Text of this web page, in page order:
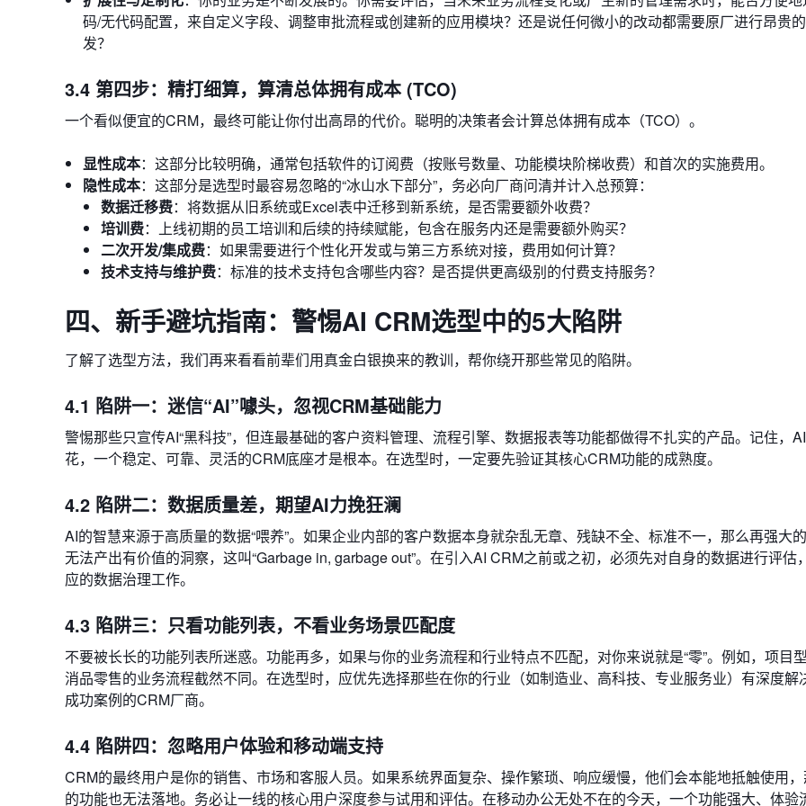
码/无代码配置，来自定义字段、调整审批流程或创建新的应用模块？还是说任何微小的改动都需要原厂进行昂贵
发？
3.4 第四步：精打细算，算清总体拥有成本 (TCO)
一个看似便宜的CRM，最终可能让你付出高昂的代价。聪明的决策者会计算总体拥有成本（TCO）。
显性成本：这部分比较明确，通常包括软件的订阅费（按账号数量、功能模块阶梯收费）和首次的实施费用。
隐性成本：这部分是选型时最容易忽略的“冰山水下部分”，务必向厂商问清并计入总预算：
数据迁移费：将数据从旧系统或Excel表中迁移到新系统，是否需要额外收费？
培训费：上线初期的员工培训和后续的持续赋能，包含在服务内还是需要额外购买？
二次开发/集成费：如果需要进行个性化开发或与第三方系统对接，费用如何计算？
技术支持与维护费：标准的技术支持包含哪些内容？是否提供更高级别的付费支持服务？
四、新手避坑指南：警惕AI CRM选型中的5大陷阱
了解了选型方法，我们再来看看前辈们用真金白银换来的教训，帮你绕开那些常见的陷阱。
4.1 陷阱一：迷信“AI”噱头，忽视CRM基础能力
警惕那些只宣传AI“黑科技”，但连最基础的客户资料管理、流程引擎、数据报表等功能都做得不扎实的产品。记住，
花，一个稳定、可靠、灵活的CRM底座才是根本。在选型时，一定要先验证其核心CRM功能的成熟度。
4.2 陷阱二：数据质量差，期望AI力挽狂澜
AI的智慧来源于高质量的数据“喂养”。如果企业内部的客户数据本身就杂乱无章、残缺不全、标准不一，那么再强大
无法产出有价值的洞察，这叫“Garbage in, garbage out”。在引入AI CRM之前或之初，必须先对自身的数据进行评估
应的数据治理工作。
4.3 陷阱三：只看功能列表，不看业务场景匹配度
不要被长长的功能列表所迷惑。功能再多，如果与你的业务流程和行业特点不匹配，对你来说就是“零”。例如，项目
消品零售的业务流程截然不同。在选型时，应优先选择那些在你的行业（如制造业、高科技、专业服务业）有深度解
成功案例的CRM厂商。
4.4 陷阱四：忽略用户体验和移动端支持
CRM的最终用户是你的销售、市场和客服人员。如果系统界面复杂、操作繁琐、响应缓慢，他们会本能地抵触使用
的功能也无法落地。务必让一线的核心用户深度参与试用和评估。在移动办公无处不在的今天，一个功能强大、体验